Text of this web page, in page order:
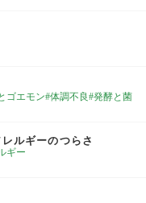
ゴエモン 体調不良 発酵と菌
ルギーのつらさ
ギー